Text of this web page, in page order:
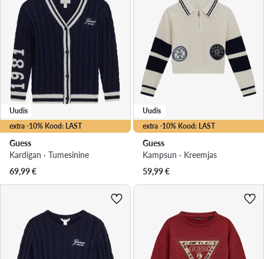
extra -10% Kood: LAST
Uudis
Guess
Kardigan · Tumesinine
69,99€
extra -10% Kood: LAST
Uudis
Guess
Kampsun · Kreemjas
59,99€